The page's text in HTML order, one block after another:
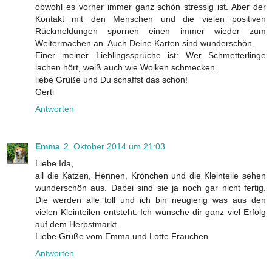
obwohl es vorher immer ganz schön stressig ist. Aber der
Kontakt mit den Menschen und die vielen positiven
Rückmeldungen spornen einen immer wieder zum
Weitermachen an. Auch Deine Karten sind wunderschön.
Einer meiner Lieblingssprüche ist: Wer Schmetterlinge
lachen hört, weiß auch wie Wolken schmecken.
liebe Grüße und Du schaffst das schon!
Gerti
Antworten
Emma 2. Oktober 2014 um 21:03
Liebe Ida,
all die Katzen, Hennen, Krönchen und die Kleinteile sehen
wunderschön aus. Dabei sind sie ja noch gar nicht fertig.
Die werden alle toll und ich bin neugierig was aus den
vielen Kleinteilen entsteht. Ich wünsche dir ganz viel Erfolg
auf dem Herbstmarkt.
Liebe Grüße vom Emma und Lotte Frauchen
Antworten